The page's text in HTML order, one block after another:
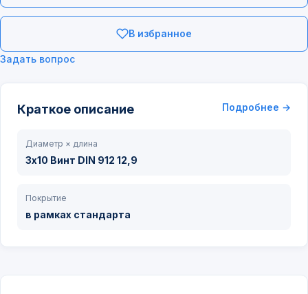
Краткое описание Подробнее →
Диаметр × длина
3х10 Винт DIN 912 12,9
Покрытие
в рамках стандарта
В избранное
Задать вопрос